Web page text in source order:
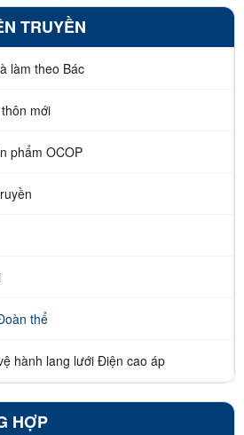
TRUYỀN
làm theo Bác
mới
phẩm OCOP
thể
hành lang lưới Điện cao áp
HỢP